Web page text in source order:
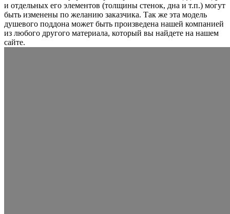
и отдельных его элементов (толщины стенок, дна и т.п.) могут
быть изменены по желанию заказчика. Так же эта модель
душевого поддона может быть произведена нашей компанией
из любого другого материала, который вы найдете на нашем
сайте.